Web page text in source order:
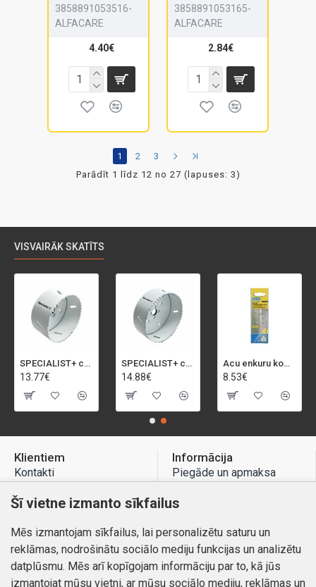
3858891053516-
ALFACARE
4.40€
3858891053165-
ALFACARE
2.84€
1 2
3
Parādīt 1 līdz 12 no 27 (lapuses: 3)
VISVAIRĀK SKATĪTS
SPECIALIST+ caurumu zāģis BI-METAL, 92 mm
13.77€
SPECIALIST+ caurumu zāģis BI-METAL, 98 mm
14.88€
Acu enkuru komplekts, 3-13 mm, Rapid, 12 gab.
8.53€
Klientiem
Kontakti
Preču atgriešana
Mans profils
Pasūtījumi
Informācija
Piegāde un apmaksa
Atteikuma tiesības
Kontakti
Šī vietne izmanto sīkfailus
Mēs izmantojam sīkfailus, lai personalizētu saturu un
reklāmas, nodrošinātu sociālo mediju funkcijas un analizētu
datplūsmu. Mēs arī kopīgojam informāciju par to, kā jūs
izmantojat mūsu vietni, ar mūsu sociālo mediju, reklāmas un